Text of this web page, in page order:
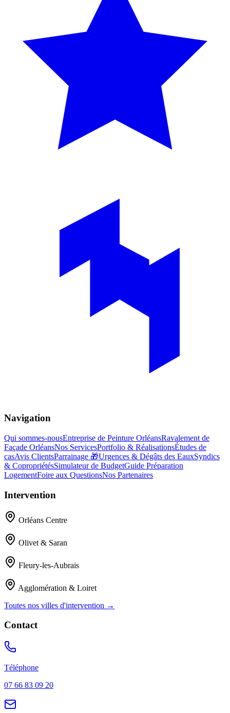
Navigation
Qui sommes-nousEntreprise de Peinture OrléansRavalement de
Façade OrléansNos ServicesPortfolio & RéalisationsÉtudes de
casAvis ClientsParrainage 🎁Urgences & Dégâts des EauxSyndics
& CopropriétésSimulateur de BudgetGuide Préparation
LogementFoire aux QuestionsNos Partenaires
Intervention
Orléans Centre
Olivet & Saran
Fleury-les-Aubrais
Agglomération & Loiret
Toutes nos villes d'intervention →
Contact
Téléphone
07 66 83 09 20